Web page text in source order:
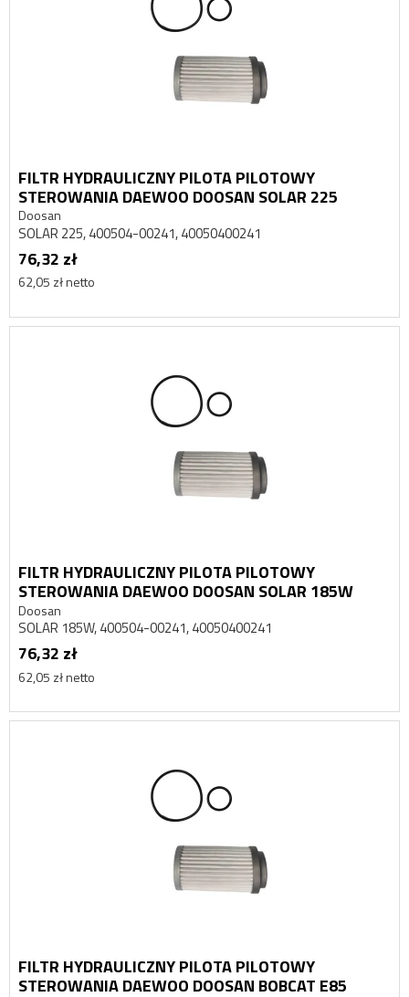
FILTR HYDRAULICZNY PILOTA PILOTOWY
STEROWANIA DAEWOO DOOSAN SOLAR 225
Doosan
SOLAR 225, 400504-00241, 40050400241
76,32 zł
62,05 zł netto
FILTR HYDRAULICZNY PILOTA PILOTOWY
STEROWANIA DAEWOO DOOSAN SOLAR 185W
Doosan
SOLAR 185W, 400504-00241, 40050400241
76,32 zł
62,05 zł netto
FILTR HYDRAULICZNY PILOTA PILOTOWY
STEROWANIA DAEWOO DOOSAN BOBCAT E85